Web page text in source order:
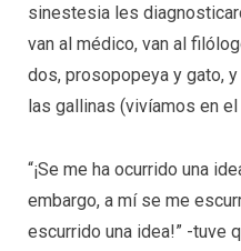
sinestesia les
van al médico, van al
dos, prosopopeya y gato,
las gallinas (vivíamos en el
“¡Se me ha ocurrido una
embargo, a mí se me
escurrido una idea!” -tuve